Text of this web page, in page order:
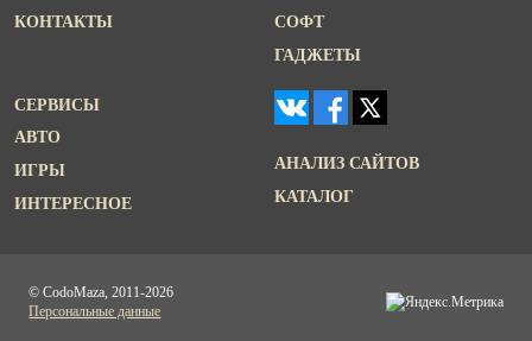
КОНТАКТЫ
СОФТ
ГАДЖЕТЫ
СЕРВИСЫ
АВТО
ИГРЫ
ИНТЕРЕСНОЕ
АНАЛИЗ САЙТОВ
КАТАЛОГ
© CodoMaza, 2011-2026
Персональные данные